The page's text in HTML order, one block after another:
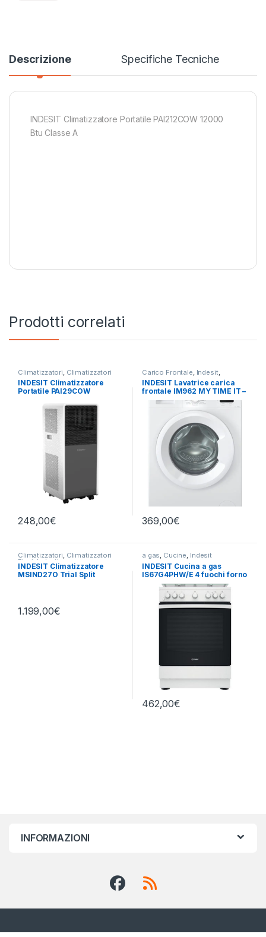
Descrizione Specifiche Tecniche
INDESIT Climatizzatore Portatile PAI212COW 12000
Btu Classe A
Prodotti correlati
Climatizzatori Climatizzatori
Portatili,Indesit
INDESIT Climatizzatore
Portatile PAI29COW
248,00€
Carico Frontale Indesit,
Lavatrici, Libera Installazione
INDESIT Lavatrice carica
frontale IM962 MY TIME IT –
LAVATRICE 9KG 1200 GIRI
369,00€
Climatizzatori, Climatizzatori
Fissi,Indesit
INDESIT Climatizzatore
MSIND27O Trial Split
1.199,00€
a gas, Cucine, Indesit
INDESIT Cucina a gas
IS67G4PHW/E 4 fuochi forno
elettrico
462,00€
INFORMAZIONI